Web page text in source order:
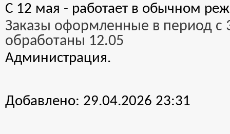
С 12 мая - работает в обычном
Заказы оформленные в период с
обработаны 12.05
Администрация.
Добавлено: 29.04.2026 23:31